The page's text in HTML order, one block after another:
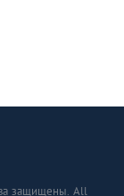
защищены. All